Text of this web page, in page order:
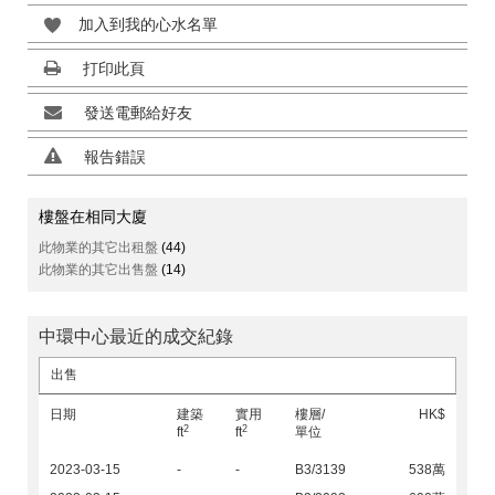
加入到我的心水名單
打印此頁
發送電郵給好友
報告錯誤
樓盤在相同大廈
此物業的其它出租盤 (44)
此物業的其它出售盤 (14)
中環中心最近的成交紀錄
出售
日期
建築
ft2
實用
ft2
樓層/
單位
HK$
2023-03-15 - - B3/3139
538萬